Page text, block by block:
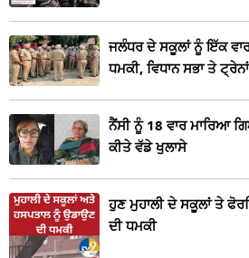
ਜਲੰਧਰ ਦੇ ਸਕੂਲਾਂ ਨੂੰ ਇੱਕ
ਧਮਕੀ, ਵਿਧਾਨ ਸਭਾ ਤੇ
ਨੈਂਸੀ ਨੂੰ 18 ਵਾਰ ਮਾਰਿਆ
ਕੀਤੇ ਵੱਡੇ ਖੁਲਾਸੇ
ਹੁਣ ਮੁਹਾਲੀ ਦੇ ਸਕੂਲਾਂ ਤੇ
ਦੀ ਧਮਕੀ